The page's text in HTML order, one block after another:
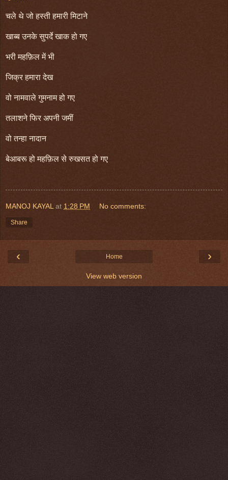
चले थे जो हस्ती हमारी मिटाने
खाब्ब उनके सुपर्दे खाक हो गए
भरी महफ़िल में भी
जिक्र हमारा देख
वो नामवाले गुमनाम हो गए
तलाशने फिर अपनी जमीं
वो तन्हा नादान
बेआबरू हो महफ़िल से रुखसत हो गए
MANOJ KAYAL at 1:28 PM No comments:
Share
‹ ›
Home
View web version